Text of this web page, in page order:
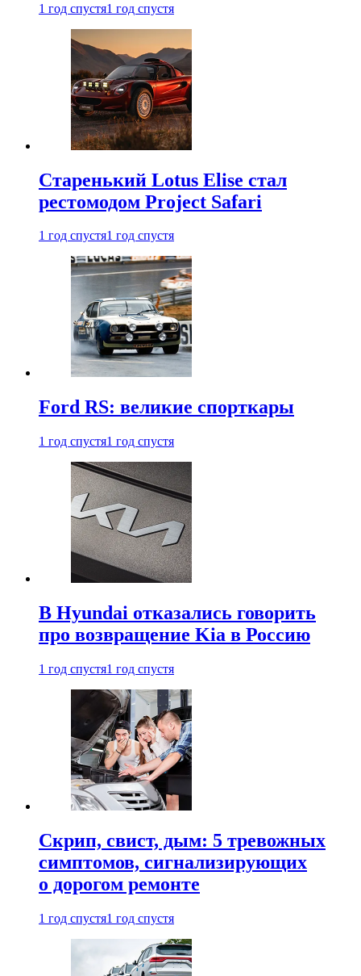
1 год спустя1 год спустя
Старенький Lotus Elise стал
рестомодом Project Safari
1 год спустя1 год спустя
Ford RS: великие спорткары
1 год спустя1 год спустя
В Hyundai отказались говорить
про возвращение Kia в Россию
1 год спустя1 год спустя
Скрип, свист, дым: 5 тревожных
симптомов, сигнализирующих
о дорогом ремонте
1 год спустя1 год спустя